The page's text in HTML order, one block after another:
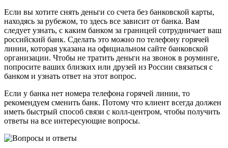
Если вы хотите снять деньги со счета без банковской карты,
находясь за рубежом, то здесь все зависит от банка. Вам
следует узнать, с каким банком за границей сотрудничает ваш
российский банк. Сделать это можно по телефону горячей
линии, которая указана на официальном сайте банковской
организации. Чтобы не тратить деньги на звонок в роуминге,
попросите ваших близких или друзей из России связаться с
банком и узнать ответ на этот вопрос.
Если у банка нет номера телефона горячей линии, то
рекомендуем сменить банк. Потому что клиент всегда должен
иметь быстрый способ связи с колл-центром, чтобы получить
ответы на все интересующие вопросы.